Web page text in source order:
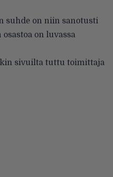
suhde on niin sanotusti
on luvassa
sivuilta tuttu toimittaja